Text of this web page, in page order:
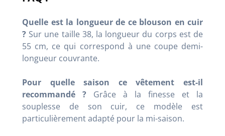
Quelle est la longueur de ce blouson en cuir
? Sur une taille 38, la longueur du corps est de
55 cm, ce qui correspond à une coupe demi-
longueur couvrante.
Pour quelle saison ce vêtement est-il
recommandé ? Grâce à la finesse et la
souplesse de son cuir, ce modèle est
particulièrement adapté pour la mi-saison.